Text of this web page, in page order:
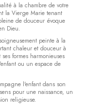
à la chambre de votre
la Vierge Marie tenant
de douceur évoque
Dieu.
peinte à la
chaleur et douceur à
formes harmonieuses
ou un espace de
l'enfant dans son
pour une naissance, un
religieuse.